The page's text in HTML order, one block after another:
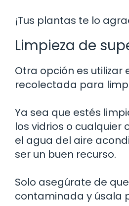
¡Tus plantas te lo
Limpieza de
Otra opción es utilizar
recolectada para
Ya sea que estés
los vidrios o cualquier
el agua del aire
ser un buen recurso.
Solo asegúrate de
contaminada y úsala